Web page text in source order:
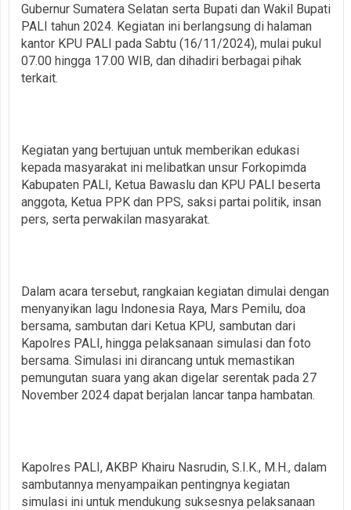
Gubernur Sumatera Selatan serta Bupati dan Wakil Bupati
PALI tahun 2024. Kegiatan ini berlangsung di halaman
kantor KPU PALI pada Sabtu (16/11/2024), mulai pukul
07.00 hingga 17.00 WIB, dan dihadiri berbagai pihak
terkait.
Kegiatan yang bertujuan untuk memberikan edukasi
kepada masyarakat ini melibatkan unsur Forkopimda
Kabupaten PALI, Ketua Bawaslu dan KPU PALI beserta
anggota, Ketua PPK dan PPS, saksi partai politik, insan
pers, serta perwakilan masyarakat.
Dalam acara tersebut, rangkaian kegiatan dimulai dengan
menyanyikan lagu Indonesia Raya, Mars Pemilu, doa
bersama, sambutan dari Ketua KPU, sambutan dari
Kapolres PALI, hingga pelaksanaan simulasi dan foto
bersama. Simulasi ini dirancang untuk memastikan
pemungutan suara yang akan digelar serentak pada 27
November 2024 dapat berjalan lancar tanpa hambatan.
Kapolres PALI, AKBP Khairu Nasrudin, S.I.K., M.H., dalam
sambutannya menyampaikan pentingnya kegiatan
simulasi ini untuk mendukung suksesnya pelaksanaan